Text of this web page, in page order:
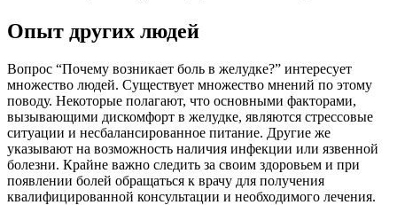
Опыт других людей
Вопрос “Почему возникает боль в желудке?” интересует
множество людей. Существует множество мнений по этому
поводу. Некоторые полагают, что основными факторами,
вызывающими дискомфорт в желудке, являются стрессовые
ситуации и несбалансированное питание. Другие же
указывают на возможность наличия инфекции или язвенной
болезни. Крайне важно следить за своим здоровьем и при
появлении болей обращаться к врачу для получения
квалифицированной консультации и необходимого лечения.